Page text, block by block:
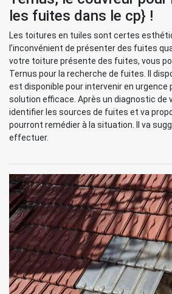
les fuites dans le cp} !
Les toitures en tuiles sont certes
l’inconvénient de présenter des fuites
votre toiture présente des fuites, vous
Ternus pour la recherche de fuites. Il
est disponible pour intervenir en urgence
solution efficace. Après un diagnostic de
identifier les sources de fuites et va
pourront remédier à la situation. Il va
effectuer.